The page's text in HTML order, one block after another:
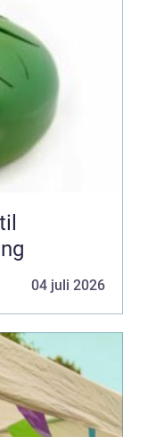
04 juli 2026